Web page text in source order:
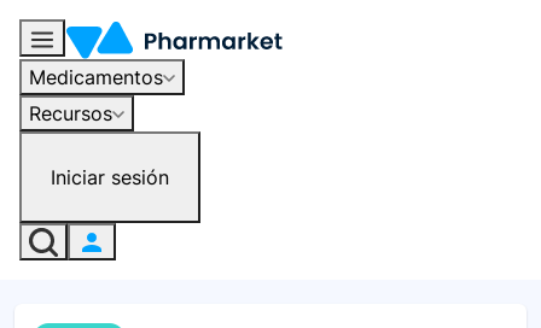
Medicamentos
Recursos
Iniciar sesión